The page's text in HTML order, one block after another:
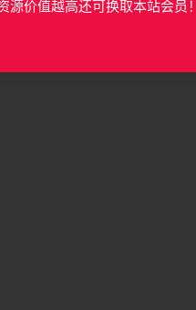
价值越高还可换取本站会员！